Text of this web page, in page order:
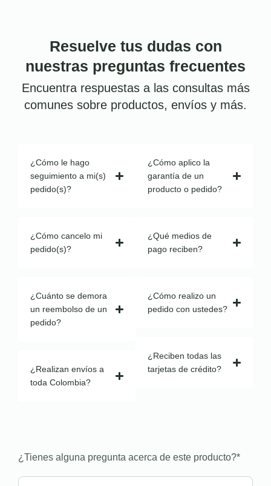
Resuelve tus dudas con
nuestras preguntas frecuentes
Encuentra respuestas a las consultas más
comunes sobre productos, envíos y más.
¿Cómo le hago
seguimiento a mi(s)
pedido(s)?
¿Cómo cancelo mi
pedido(s)?
¿Cuánto se demora
un reembolso de un
pedido?
¿Realizan envíos a
toda Colombia?
¿Cómo aplico la
garantía de un
producto o pedido?
¿Qué medios de
pago reciben?
¿Cómo realizo un
pedido con ustedes?
¿Reciben todas las
tarjetas de crédito?
¿Tienes alguna pregunta acerca de este producto?*